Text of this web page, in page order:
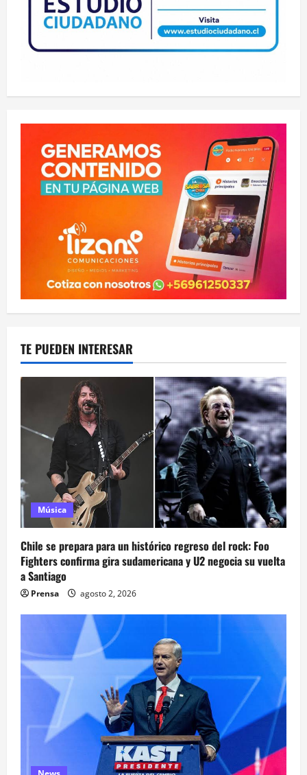
TE PUEDEN INTERESAR
Música
Chile se prepara para un histórico regreso del rock: Foo
Fighters confirma gira sudamericana y U2 negocia su vuelta
a Santiago
Prensa agosto 2, 2026